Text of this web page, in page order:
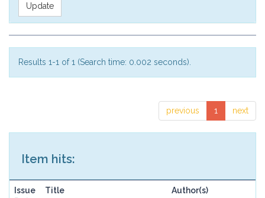
Results 1-1 of 1 (Search time: 0.002 seconds).
previous 1 next
Item hits:
Issue
Title Author(s)